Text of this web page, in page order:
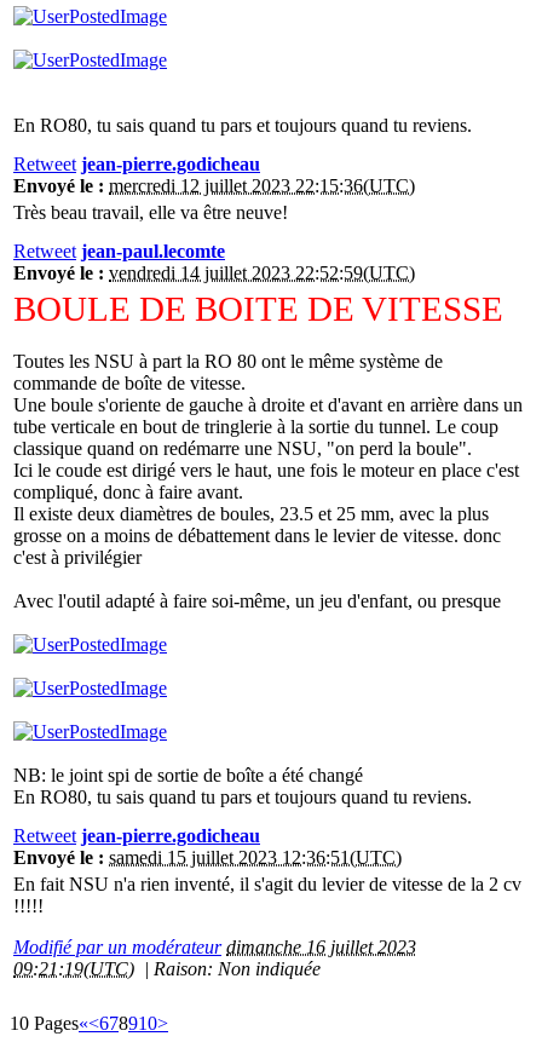
En RO80, tu sais quand tu pars et toujours quand tu reviens.
Retweet jean-pierre.godicheau
Envoyé le : mercredi 12 juillet 2023 22:15:36(UTC)
Très beau travail, elle va être neuve!
Retweet jean-paul.lecomte
Envoyé le : vendredi 14 juillet 2023 22:52:59(UTC)
BOULE DE BOITE DE VITESSE
Toutes les NSU à part la RO 80 ont le même système de
commande de boîte de vitesse.
Une boule s'oriente de gauche à droite et d'avant en arrière dans un
tube verticale en bout de tringlerie à la sortie du tunnel. Le coup
classique quand on redémarre une NSU, "on perd la boule".
Ici le coude est dirigé vers le haut, une fois le moteur en place c'est
compliqué, donc à faire avant.
Il existe deux diamètres de boules, 23.5 et 25 mm, avec la plus
grosse on a moins de débattement dans le levier de vitesse. donc
c'est à privilégier
Avec l'outil adapté à faire soi-même, un jeu d'enfant, ou presque
NB: le joint spi de sortie de boîte a été changé
En RO80, tu sais quand tu pars et toujours quand tu reviens.
Retweet jean-pierre.godicheau
Envoyé le : samedi 15 juillet 2023 12:36:51(UTC)
En fait NSU n'a rien inventé, il s'agit du levier de vitesse de la 2 cv
!!!!!
Modifié par un modérateur dimanche 16 juillet 2023
09:21:19(UTC) | Raison: Non indiquée
10 Pages«<678910>